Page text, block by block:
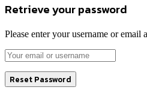
Retrieve your password
Please enter your username or email